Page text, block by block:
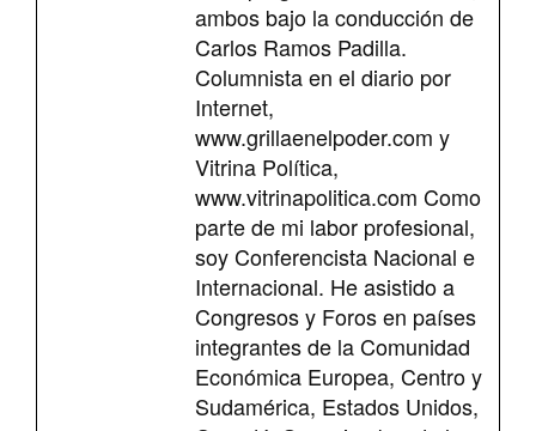
ambos bajo la conducción de
Carlos Ramos Padilla.
Columnista en el diario por
Internet,
www.grillaenelpoder.com y
Vitrina Política,
www.vitrinapolitica.com Como
parte de mi labor profesional,
soy Conferencista Nacional e
Internacional. He asistido a
Congresos y Foros en países
integrantes de la Comunidad
Económica Europea, Centro y
Sudamérica, Estados Unidos,